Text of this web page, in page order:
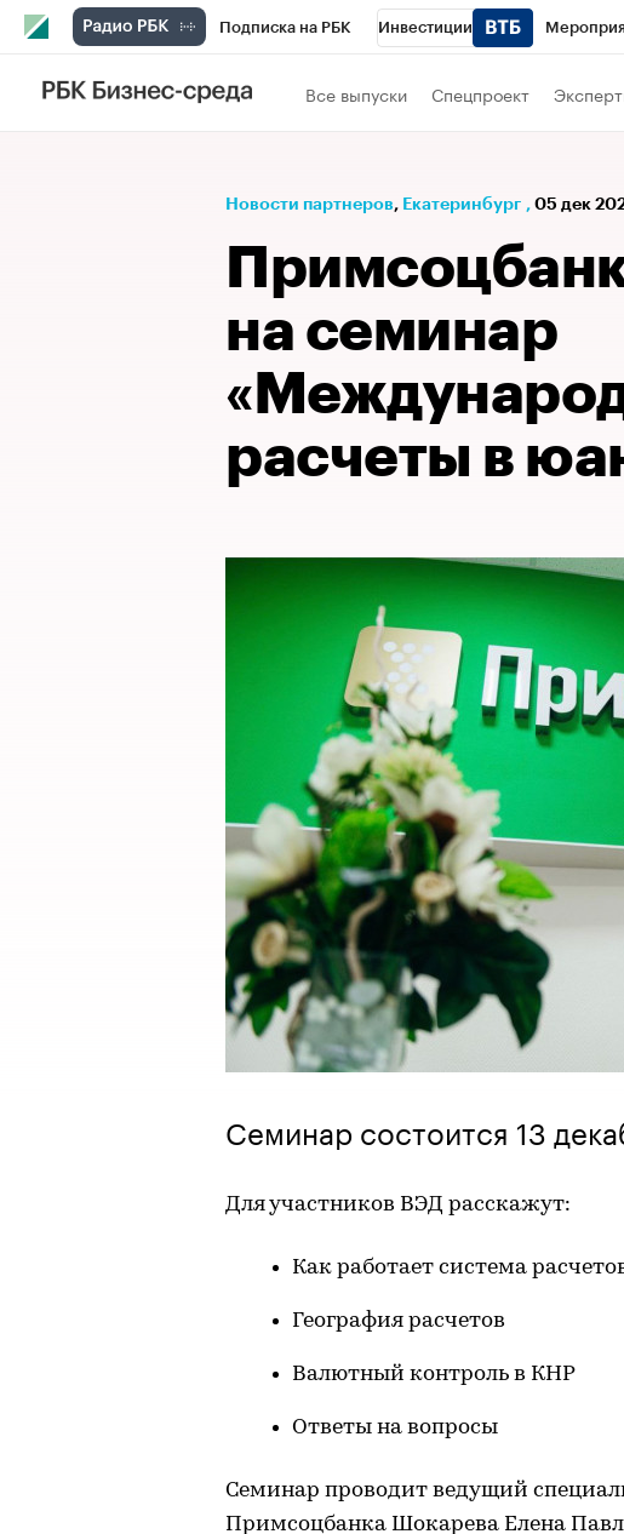
Подписка на РБК Инвестиции
РБК Вино
Проверка контрагентов Политика
Все выпуски Спецпроект
Новости партнеров⁠, Екатеринбург , 05 дек
на семинар
расчеты в
Семинар состоится 13
Для участников ВЭД расскажут:
Как работает система
География расчетов
Валютный контроль в КНР
Ответы на вопросы
Семинар проводит ведущий
Примсоцбанка Шокарева Елена